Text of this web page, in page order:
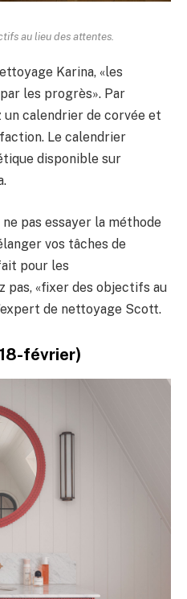
au lieu des attentes.
Karina, «les
les progrès». Par
calendrier de corvée et
Le calendrier
disponible sur
pas essayer la méthode
vos tâches de
pour les
pas, «fixer des objectifs au
de nettoyage Scott.
février)